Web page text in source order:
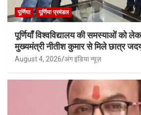
पूर्णिया पूर्णिया प्रमंडल
पूर्णियाँ विश्वविद्यालय की समस्याओं को
मुख्यमंत्री नीतीश कुमार से मिले छात्र
August 4, 2026 अंग इंडिया न्यूज़